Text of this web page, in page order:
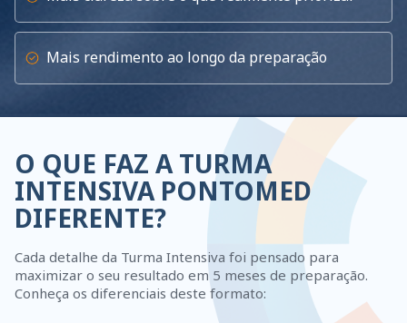
Mais rendimento ao longo da preparação
O QUE FAZ A TURMA
INTENSIVA PONTOMED
DIFERENTE?
Cada detalhe da Turma Intensiva foi pensado para
maximizar o seu resultado em 5 meses de preparação.
Conheça os diferenciais deste formato: